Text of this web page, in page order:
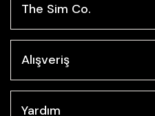
The Sim Co.
Alışveriş
Yardım